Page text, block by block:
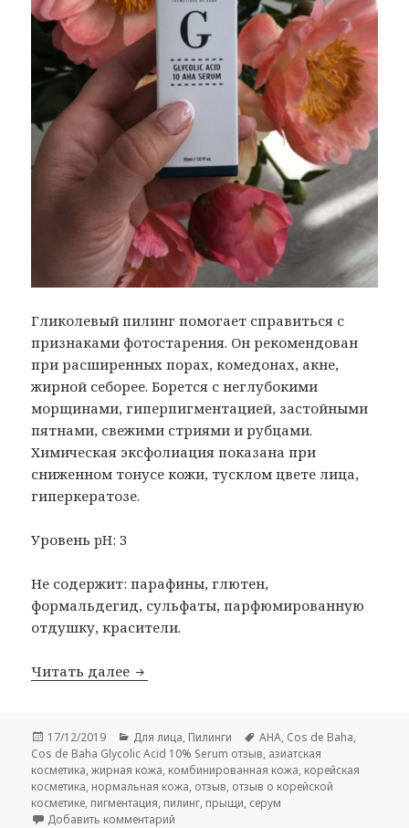
Гликолевый пилинг помогает справиться с
признаками фотостарения. Он рекомендован
при расширенных порах, комедонах, акне,
жирной себорее. Борется с неглубокими
морщинами, гиперпигментацией, застойными
пятнами, свежими стриями и рубцами.
Химическая эксфолиация показана при
сниженном тонусе кожи, тусклом цвете лица,
гиперкератозе.
Уровень pH: 3
Не содержит: парафины, глютен,
формальдегид, сульфаты, парфюмированную
отдушку, красители.
Читать далее Cos de Baha Glycolic Acid 10% Serum
Опубликовано
17/12/2019 Рубрики
Для лица, Пилинги Метки
AHA, Cos de Baha,
Cos de Baha Glycolic Acid 10% Serum отзыв, азиатская
косметика,жирная кожа, комбинированная кожа, корейская
косметика, нормальная кожа, отзыв, отзыв о корейской
косметике, пигментация, пилинг, прыщи, серум
Добавить комментарий